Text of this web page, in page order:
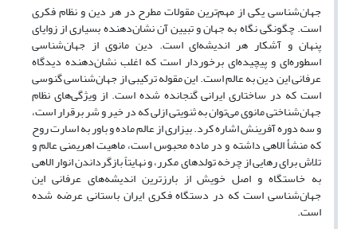
جهان‌شناسی یکی از مهم‌ترین مقولات مطرح در هر دین و نظام فکری
است. چگونگی نگاه به جهان و تبیین آن نشان‌دهنده بسیاری از زوایای
پنهان و آشکار هر اندیشه‌ای است. دین مانوی از جهان‌شناسی
اسطوره‌ای و پیچیده‌ای برخوردار است که اغلب نشان‌دهنده دیدگاه
عرفانی این دین به عالم است. این مقوله ترکیبی از جهان‌شناسی گنوسی
است که در ساختاری ایرانی گنجانده شده است. از ویژگی‌های نظام
جهان‌شناختی مانوی می‌توان به ثنویتی ازلی که در خیر و شر برقرار است،
و سه دوره آفرینش اشاره کرد. بیزاری از عالم ماده و باور به اسارت روح
که منشأ الاهی داشته و در ماده محبوس است، ماهیت اهریمنی عالم و
تلاش برای رهایی از چرخه تولدهای مکرر، و نهایتاً بازگرداندن انوار الاهی
به خاستگاه و اصل خویش از بارزترین اندیشه‌های عرفانی این
جهان‌شناسی است که در دستگاه فکری ایران باستانی عرضه شده
‌است.